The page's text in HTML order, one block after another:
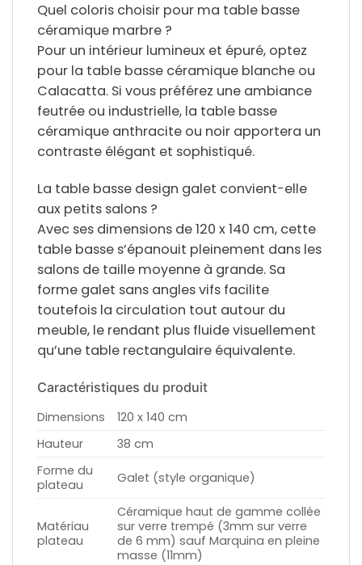
Quel coloris choisir pour ma table basse
céramique marbre ?
Pour un intérieur lumineux et épuré, optez
pour la table basse céramique blanche ou
Calacatta. Si vous préférez une ambiance
feutrée ou industrielle, la table basse
céramique anthracite ou noir apportera un
contraste élégant et sophistiqué.
La table basse design galet convient-elle
aux petits salons ?
Avec ses dimensions de 120 x 140 cm, cette
table basse s’épanouit pleinement dans les
salons de taille moyenne à grande. Sa
forme galet sans angles vifs facilite
toutefois la circulation tout autour du
meuble, le rendant plus fluide visuellement
qu’une table rectangulaire équivalente.
Caractéristiques du produit
Dimensions
120 x 140 cm
Hauteur
38 cm
Forme du
plateau
Galet (style organique)
Matériau
plateau
Céramique haut de gamme collée
sur verre trempé (3mm sur verre
de 6 mm) sauf Marquina en pleine
masse (11mm)